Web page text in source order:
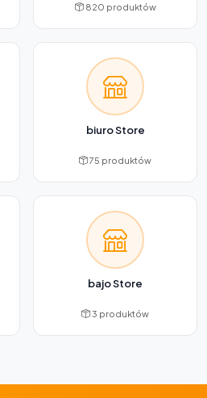
820 produktów
biuro Store
75 produktów
bajo Store
3 produktów